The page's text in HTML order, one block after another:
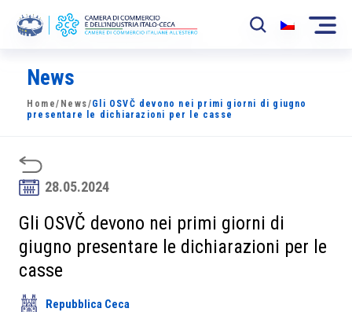
La Camera
News
Sviluppo Mercato
Soci
Partner
News
Home/ News/Gli OSVČ devono nei primi giorni di giugno
presentare le dichiarazioni per le casse
28.05.2024
Gli OSVČ devono nei primi giorni di
giugno presentare le dichiarazioni per le
casse
Repubblica Ceca